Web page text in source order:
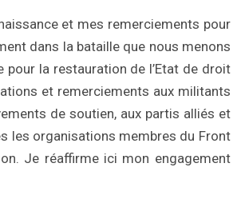
et mes remerciements pour
dans la bataille que nous menons
la restauration de l’Etat de droit
et remerciements aux militants
de soutien, aux partis alliés et
les organisations membres du Front
Je réaffirme ici mon engagement